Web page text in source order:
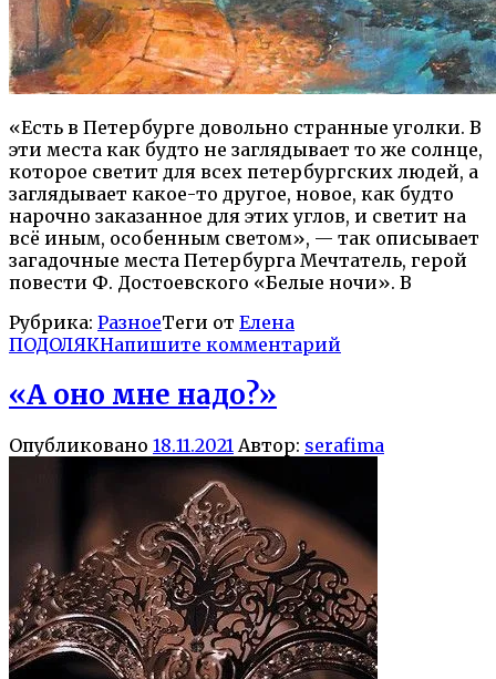
«Есть в Петербурге довольно странные уголки. В
эти места как будто не заглядывает то же солнце,
которое светит для всех петербургских людей, а
заглядывает какое-то другое, новое, как будто
нарочно заказанное для этих углов, и светит на
всё иным, особенным светом», — так описывает
загадочные места Петербурга Мечтатель, герой
повести Ф. Достоевского «Белые ночи». В
Рубрика: РазноеТеги от Елена
ПОДОЛЯКНапишите комментарий
«А оно мне надо?»
Опубликовано 18.11.2021 Автор: serafima